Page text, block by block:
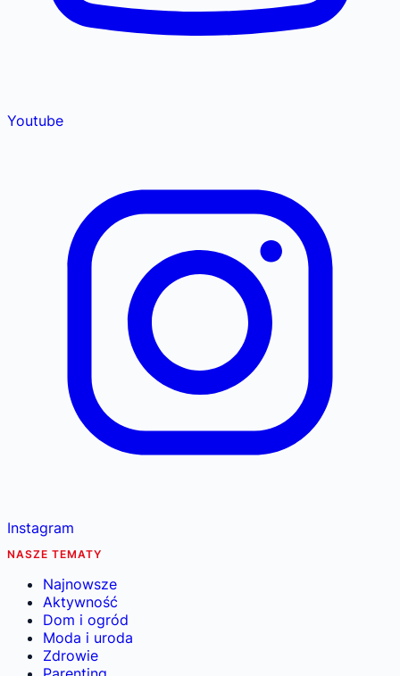
Youtube
Instagram
NASZE TEMATY
Najnowsze
Aktywność
Dom i ogród
Moda i uroda
Zdrowie